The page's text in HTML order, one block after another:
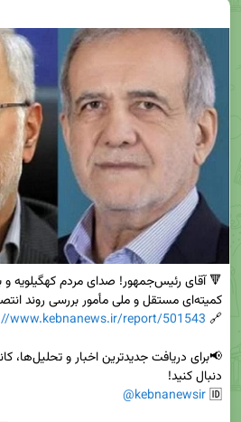
🔗
www.kebnanews.ir/report/501543
🆔
@kebnanewsir